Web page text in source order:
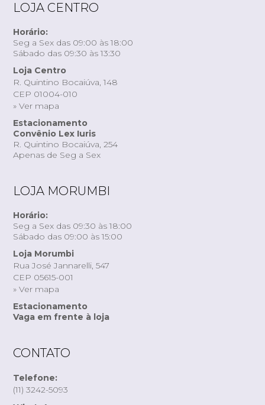
LOJA CENTRO
Horário:
Seg a Sex das 09:00 às 18:00
Sábado das 09:30 às 13:30
Loja Centro
R. Quintino Bocaiúva, 148
CEP 01004-010
» Ver mapa
Estacionamento
Convênio Lex Iuris
R. Quintino Bocaiúva, 254
Apenas de Seg a Sex
LOJA MORUMBI
Horário:
Seg a Sex das 09:30 às 18:00
Sábado das 09:00 às 15:00
Loja Morumbi
Rua José Jannarelli, 547
CEP 05615-001
» Ver mapa
Estacionamento
Vaga em frente à loja
CONTATO
Telefone:
(11) 3242-5093